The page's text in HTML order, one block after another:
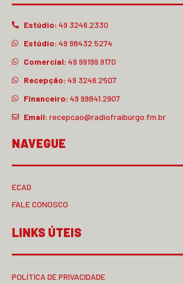
Estúdio: 49 3246.2330
Estúdio: 49 98432.5274
Comercial: 49 99199.9170
Recepção: 49 3246.2507
Financeiro: 49 99841.2907
Email: recepcao@radiofraiburgo.fm.br
NAVEGUE
ECAD
FALE CONOSCO
LINKS ÚTEIS
POLÍTICA DE PRIVACIDADE